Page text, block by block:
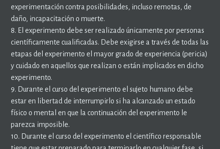
experimentación contra posibilidades, incluso remotas, de
daño, incapacitación o muerte.
8. El experimento debe ser realizado únicamente por personas
científicamente cualificadas. Debe exigirse a través de todas las
etapas del experimento el mayor grado de experiencia (pericia)
y cuidado en aquellos que realizan o están implicados en dicho
experimento.
9. Durante el curso del experimento el sujeto humano debe
estar en libertad de interrumpirlo si ha alcanzado un estado
físico o mental en que la continuación del experimento le
parezca imposible.
10. Durante el curso del experimento el científico responsable